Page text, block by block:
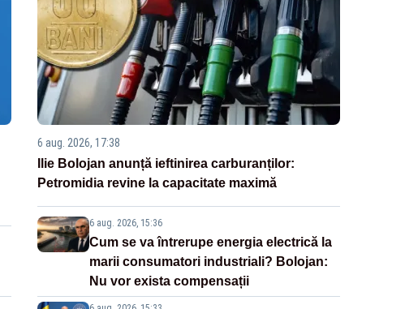
6 aug. 2026, 17:38
Ilie Bolojan anunță ieftinirea carburanților:
Petromidia revine la capacitate maximă
6 aug. 2026, 15:36
Cum se va întrerupe energia electrică la
marii consumatori industriali? Bolojan:
Nu vor exista compensații